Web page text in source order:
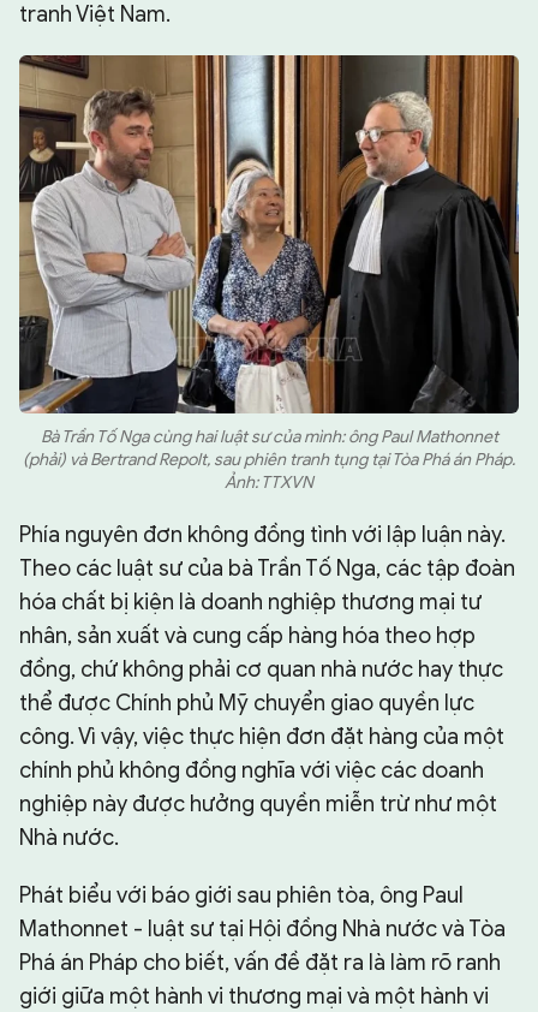
tranh Việt Nam.
Bà Trần Tố Nga cùng hai luật sư của mình: ông Paul Mathonnet
(phải) và Bertrand Repolt, sau phiên tranh tụng tại Tòa Phá án Pháp.
Ảnh: TTXVN
Phía nguyên đơn không đồng tình với lập luận này.
Theo các luật sư của bà Trần Tố Nga, các tập đoàn
hóa chất bị kiện là doanh nghiệp thương mại tư
nhân, sản xuất và cung cấp hàng hóa theo hợp
đồng, chứ không phải cơ quan nhà nước hay thực
thể được Chính phủ Mỹ chuyển giao quyền lực
công. Vì vậy, việc thực hiện đơn đặt hàng của một
chính phủ không đồng nghĩa với việc các doanh
nghiệp này được hưởng quyền miễn trừ như một
Nhà nước.
Phát biểu với báo giới sau phiên tòa, ông Paul
Mathonnet - luật sư tại Hội đồng Nhà nước và Tòa
Phá án Pháp cho biết, vấn đề đặt ra là làm rõ ranh
giới giữa một hành vi thương mại và một hành vi